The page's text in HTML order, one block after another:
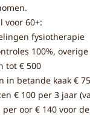
voor 60+:
fysiotherapie
100%,
tot € 500
in betande kaak €
€ 100 per 3 jaar
per oor € 140 voor